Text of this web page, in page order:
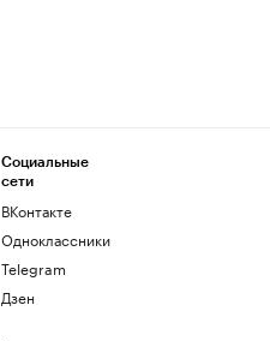
Социальные
сети
ВКонтакте
Одноклассники
Telegram
Дзен